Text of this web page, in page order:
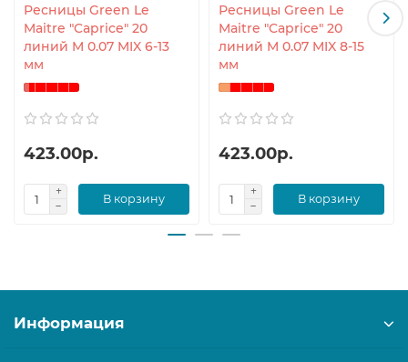
Ресницы Green Le
Maitre "Caprice" 20
линий M 0.07 MIX 6-13
мм
423.00р.
В корзину
Ресницы Green Le
Maitre "Caprice" 20
линий M 0.07 MIX 8-15
мм
423.00р.
В корзину
Информация